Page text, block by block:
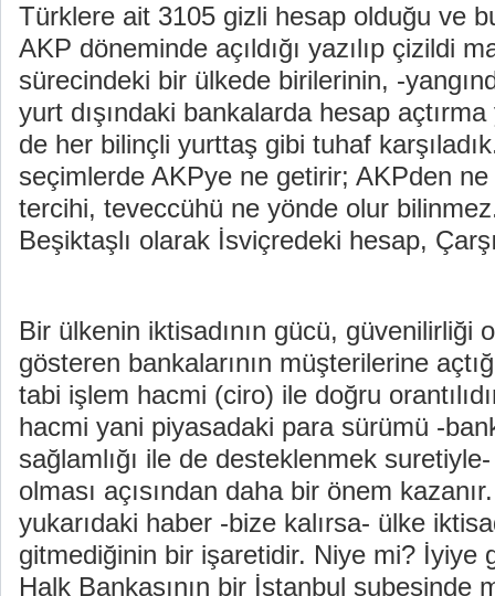
Türklere ait 3105 gizli hesap olduğu ve
AKP döneminde açıldığı yazılıp çizildi
sürecindeki bir ülkede birilerinin, -
yurt dışındaki bankalarda hesap
de her bilinçli yurttaş gibi tuhaf
seçimlerde AKPye ne getirir; AKPden
tercihi, teveccühü ne yönde olur
Beşiktaşlı olarak İsviçredeki hesap,
Bir ülkenin iktisadının gücü, güvenilirliği
gösteren bankalarının müşterilerine
tabi işlem hacmi (ciro) ile doğru
hacmi yani piyasadaki para sürümü -
sağlamlığı ile de desteklenmek
olması açısından daha bir önem
yukarıdaki haber -bize kalırsa- ülke
gitmediğinin bir işaretidir. Niye mi? İyiye
Halk Bankasının bir İstanbul şubesinde